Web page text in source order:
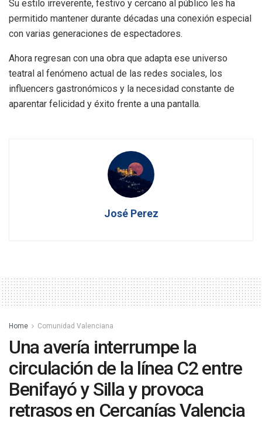
Su estilo irreverente, festivo y cercano al público les ha
permitido mantener durante décadas una conexión especial
con varias generaciones de espectadores.
Ahora regresan con una obra que adapta ese universo
teatral al fenómeno actual de las redes sociales, los
influencers gastronómicos y la necesidad constante de
aparentar felicidad y éxito frente a una pantalla.
José Perez
Home Comunidad Valenciana
Una avería interrumpe la
circulación de la línea C2 entre
Benifayó y Silla y provoca
retrasos en Cercanías Valencia